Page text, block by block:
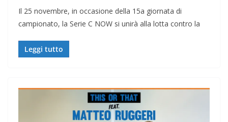
Il 25 novembre, in occasione della 15a giornata di
campionato, la Serie C NOW si unirà alla lotta contro la
Leggi tutto